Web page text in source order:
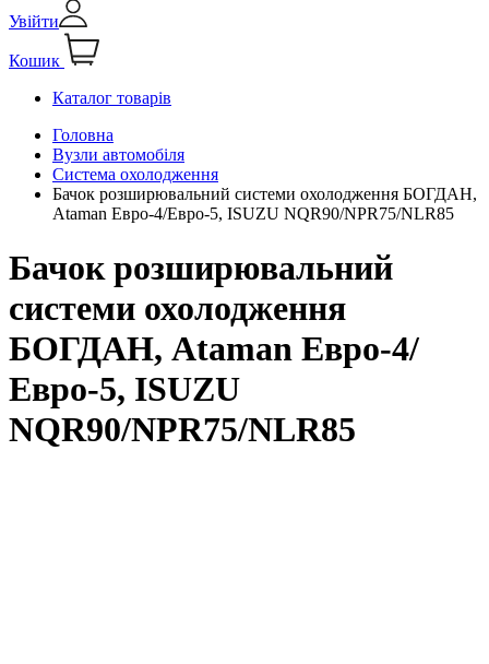
Увійти
Кошик
Каталог товарів
Головна
Вузли автомобіля
Система охолодження
Бачок розширювальний системи охолодження БОГДАН,
Ataman Евро-4/Евро-5, ISUZU NQR90/NPR75/NLR85
Бачок розширювальний
системи охолодження
БОГДАН, Ataman Евро-4/
Евро-5, ISUZU
NQR90/NPR75/NLR85